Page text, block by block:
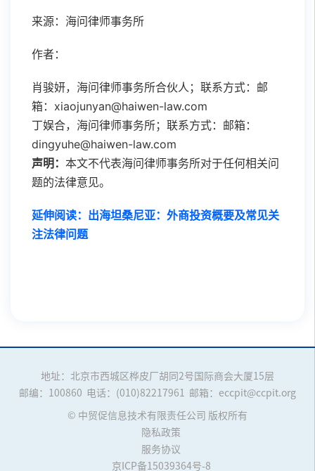
来源：海问律师事务所
作者：
肖骏妍，海问律师事务所合伙人；联系方式：邮
箱：xiaojunyan@haiwen-law.com
丁娱合，海问律师事务所；联系方式：邮箱：
dingyuhe@haiwen-law.com
声明： 本文不代表海问律师事务所对于任何相关问
题的法律意见。
延伸阅读： 出海坦桑尼亚：外商投资概要及常见关
注法律问题
地址：北京市西城区桦皮厂胡同2号国际商会大厦15层
邮编：100860
电话：(010)82217961 邮箱：eccpit@ccpit.org
© 中贸促信息技术有限责任公司 版权所有
隐私政策
服务协议
京ICP备15039364号-8